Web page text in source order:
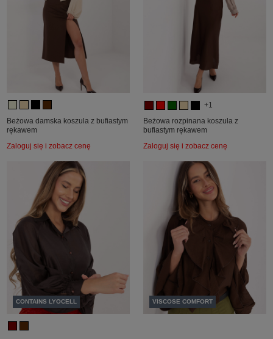
Beżowa damska koszula z bufiastym
rękawem
Zaloguj się i zobacz cenę
+1
Beżowa rozpinana koszula z
bufiastym rękawem
Zaloguj się i zobacz cenę
CONTAINS LYOCELL VISCOSE COMFORT